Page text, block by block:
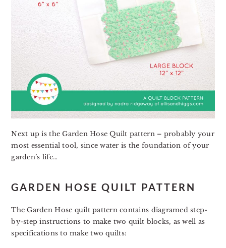
Next up is the Garden Hose Quilt pattern – probably your
most essential tool, since water is the foundation of your
garden’s life…
GARDEN HOSE QUILT PATTERN
The Garden Hose quilt pattern contains diagramed step-
by-step instructions to make two quilt blocks, as well as
specifications to make two quilts: